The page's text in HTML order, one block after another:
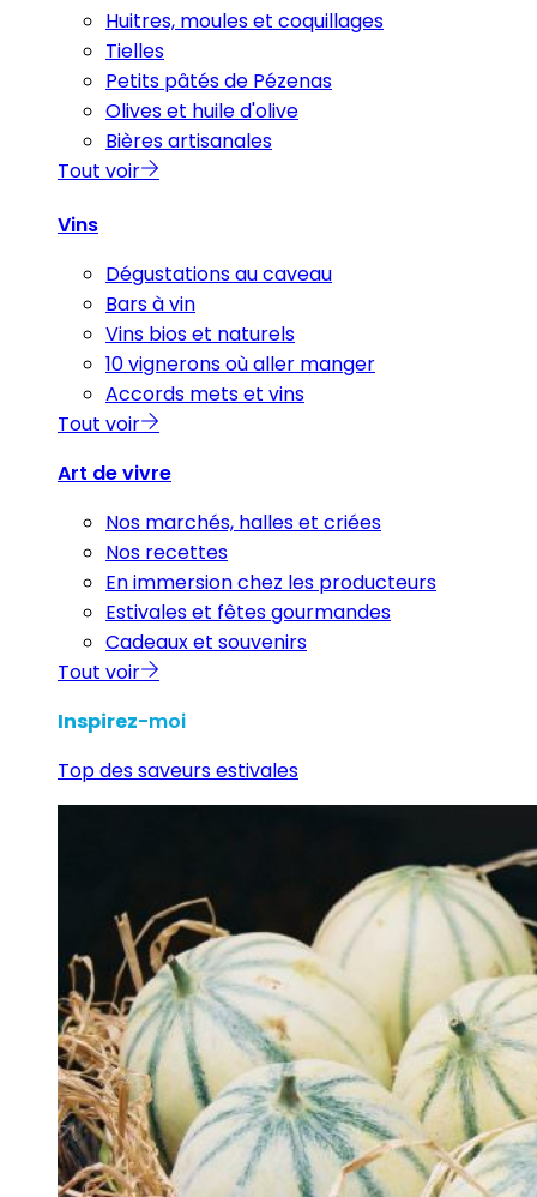
Huitres, moules et coquillages
Tielles
Petits pâtés de Pézenas
Olives et huile d'olive
Bières artisanales
Tout voir
Vins
Dégustations au caveau
Bars à vin
Vins bios et naturels
10 vignerons où aller manger
Accords mets et vins
Tout voir
Art de vivre
Nos marchés, halles et criées
Nos recettes
En immersion chez les producteurs
Estivales et fêtes gourmandes
Cadeaux et souvenirs
Tout voir
Inspirez-moi
Top des saveurs estivales